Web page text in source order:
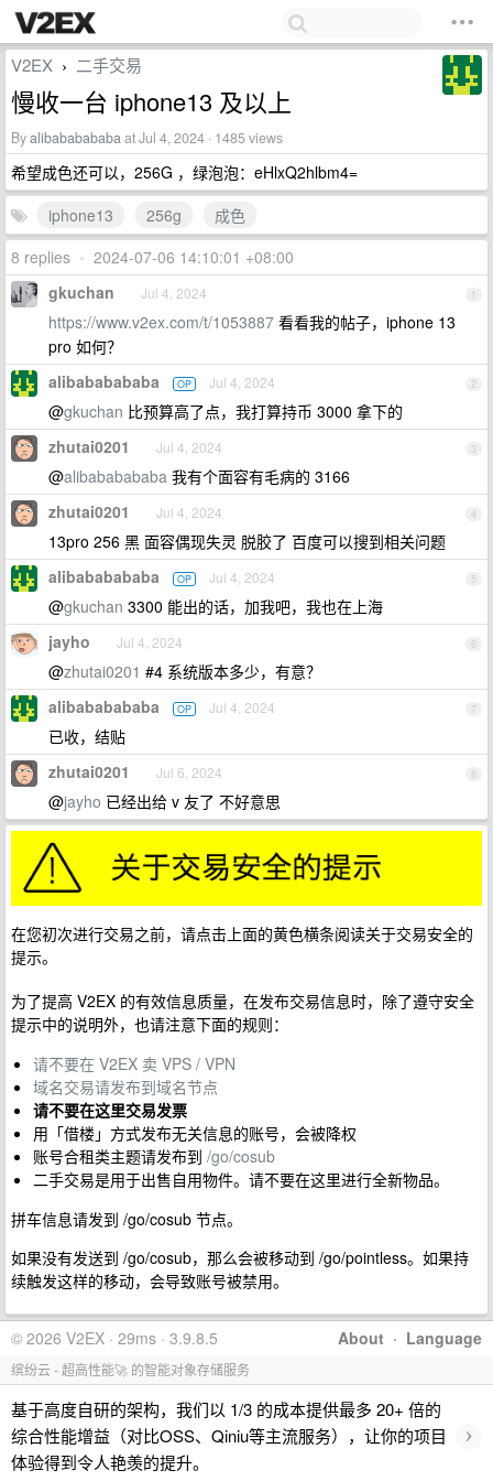
V2EX › 二手交易
慢收一台 iphone13 及以上
Byalibababababaat Jul 4, 2024 · 1485 views
希望成色还可以，256G ，绿泡泡：eHlxQ2hlbm4=
iphone13
256g
成色
8 replies • 2024-07-06 14:10:01 +08:00
1
gkuchan Jul 4, 2024
https://www.v2ex.com/t/1053887 看看我的帖子，iphone 13
pro 如何？
2
alibababababa OP Jul 4, 2024
@gkuchan 比预算高了点，我打算持币 3000 拿下的
3
zhutai0201 Jul 4, 2024
@alibababababa 我有个面容有毛病的 3166
4
zhutai0201 Jul 4, 2024
13pro 256 黑 面容偶现失灵 脱胶了 百度可以搜到相关问题
5
alibababababa OP Jul 4, 2024
@gkuchan 3300 能出的话，加我吧，我也在上海
6
jayho Jul 4, 2024
@zhutai0201 #4 系统版本多少，有意？
7
alibababababa OP Jul 4, 2024
已收，结贴
8
zhutai0201 Jul 6, 2024
@jayho 已经出给 v 友了 不好意思
在您初次进行交易之前，请点击上面的黄色横条阅读关于交易安全的
提示。
为了提高 V2EX 的有效信息质量，在发布交易信息时，除了遵守安全
提示中的说明外，也请注意下面的规则：
请不要在 V2EX 卖 VPS / VPN
域名交易请发布到域名节点
请不要在这里交易发票
用「借楼」方式发布无关信息的账号，会被降权
账号合租类主题请发布到 /go/cosub
二手交易是用于出售自用物件。请不要在这里进行全新物品。
拼车信息请发到 /go/cosub 节点。
如果没有发送到 /go/cosub，那么会被移动到 /go/pointless。如果持
续触发这样的移动，会导致账号被禁用。
About · Language
© 2026 V2EX · 29ms · 3.9.8.5
缤纷云 - 超高性能🚀 的智能对象存储服务
基于高度自研的架构，我们以 1/3 的成本提供最多 20+ 倍的
综合性能增益（对比OSS、Qiniu等主流服务），让你的项目
体验得到令人艳羡的提升。
›